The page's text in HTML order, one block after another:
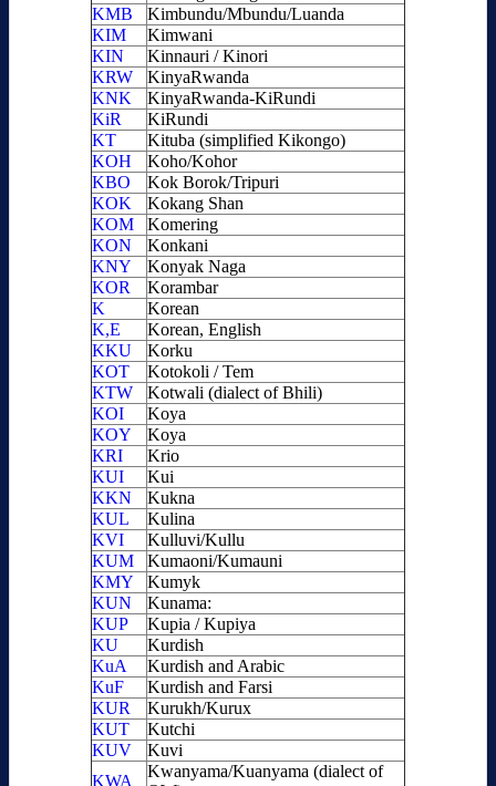
KMB
Kimbundu/Mbundu/Luanda
KIM
Kimwani
KIN
Kinnauri / Kinori
KRW
KinyaRwanda
KNK
KinyaRwanda-KiRundi
KiR
KiRundi
KT
Kituba (simplified Kikongo)
KOH
Koho/Kohor
KBO
Kok Borok/Tripuri
KOK
Kokang Shan
KOM
Komering
KON
Konkani
KNY
Konyak Naga
KOR
Korambar
K
Korean
K,E
Korean, English
KKU
Korku
KOT
Kotokoli / Tem
KTW
Kotwali (dialect of Bhili)
KOI
Koya
KOY
Koya
KRI
Krio
KUI
Kui
KKN
Kukna
KUL
Kulina
KVI
Kulluvi/Kullu
KUM
Kumaoni/Kumauni
KMY
Kumyk
KUN
Kunama:
KUP
Kupia / Kupiya
KU
Kurdish
KuA
Kurdish and Arabic
KuF
Kurdish and Farsi
KUR
Kurukh/Kurux
KUT
Kutchi
KUV
Kuvi
KWA
Kwanyama/Kuanyama (dialect of